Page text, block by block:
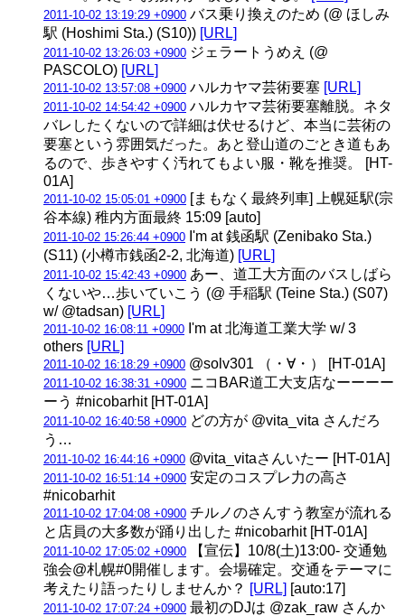
2011-10-02 13:19:29 +0900 バス乗り換えのため (@ ほしみ
駅 (Hoshimi Sta.) (S10)) [URL]
2011-10-02 13:26:03 +0900 ジェラートうめえ (@
PASCOLO) [URL]
2011-10-02 13:57:08 +0900 ハルカヤマ芸術要塞 [URL]
2011-10-02 14:54:42 +0900 ハルカヤマ芸術要塞離脱。ネタ
バレしたくないので詳細は伏せるけど、本当に芸術の
要塞という雰囲気だった。あと登山道のごとき道もあ
るので、歩きやすく汚れてもよい服・靴を推奨。 [HT-
01A]
2011-10-02 15:05:01 +0900 [まもなく最終列車] 上幌延駅(宗
谷本線) 稚内方面最終 15:09 [auto]
2011-10-02 15:26:44 +0900 I'm at 銭函駅 (Zenibako Sta.)
(S11) (小樽市銭函2-2, 北海道) [URL]
2011-10-02 15:42:43 +0900 あー、道工大方面のバスしばら
くないや…歩いていこう (@ 手稲駅 (Teine Sta.) (S07)
w/ @tadsan) [URL]
2011-10-02 16:08:11 +0900 I'm at 北海道工業大学 w/ 3
others [URL]
2011-10-02 16:18:29 +0900 @solv301 （・∀・） [HT-01A]
2011-10-02 16:38:31 +0900 ニコBAR道工大支店なーーーー
ーう #nicobarhit [HT-01A]
2011-10-02 16:40:58 +0900 どの方が @vita_vita さんだろ
う…
2011-10-02 16:44:16 +0900 @vita_vitaさんいたー [HT-01A]
2011-10-02 16:51:14 +0900 安定のコスプレ力の高さ
#nicobarhit
2011-10-02 17:04:08 +0900 チルノのさんすう教室が流れる
と店員の大多数が踊り出した #nicobarhit [HT-01A]
2011-10-02 17:05:02 +0900 【宣伝】10/8(土)13:00- 交通勉
強会@札幌#0開催します。会場確定。交通をテーマに
考えたり語ったりしませんか？ [URL] [auto:17]
2011-10-02 17:07:24 +0900 最初のDJは @zak_raw さんか